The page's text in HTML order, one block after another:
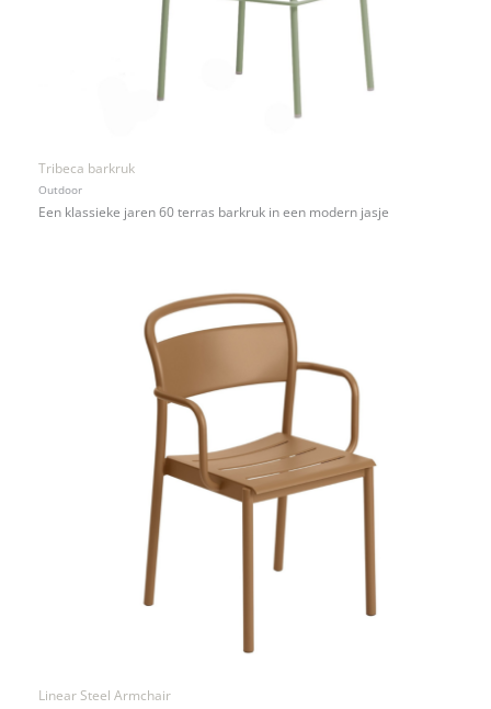
Tribeca barkruk
Outdoor
Een klassieke jaren 60 terras barkruk in een modern jasje
Linear Steel Armchair